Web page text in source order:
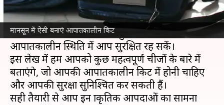
मानसून में ऐसी बनाएं आपातकालीन किट
मानसूनके दौरान भारी बारिश और बाढ़ जैसी प्राकृतिक
आपदाओं का सामना करना पड़ सकता है। ऐसे में
आपातकालीन किट का होना बहुत जरूरी है ताकि
आपातकालीन स्थिति में आप सुरक्षित रह सकें।
इस लेख में हम आपको कुछ महत्वपूर्ण चीजों के बारे में
बताएंगे, जो आपकी आपातकालीन किट में होनी चाहिए
और आपकी सुरक्षा सुनिश्चित कर सकती हैं।
सही तैयारी से आप इन प्राकृतिक आपदाओं का सामना